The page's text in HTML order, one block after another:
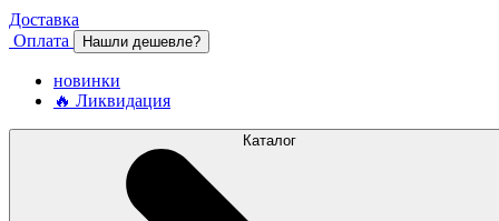
Доставка
Оплата
Нашли дешевле?
новинки
🔥 Ликвидация
Каталог